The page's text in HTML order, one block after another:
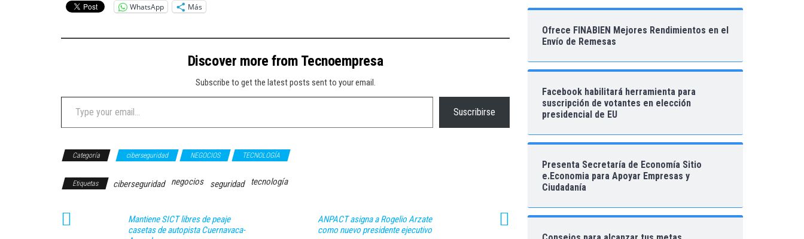
WhatsApp Más
Discover more from Tecnoempresa
Subscribe to get the latest posts sent to your email.
Type your email…
Suscribirse
Categoría ciberseguridad NEGOCIOS TECNOLOGÍA
Etiquetas ciberseguridad negocios seguridad tecnología
Mantiene SICT libres de peaje
casetas de autopista Cuernavaca-
ANPACT asigna a Rogelio Arzate
como nuevo presidente ejecutivo
Ofrece FINABIEN Mejores Rendimientos en el
Envío de Remesas
Facebook habilitará herramienta para
suscripción de votantes en elección
presidencial de EU
Presenta Secretaría de Economía Sitio
e.Economia para Apoyar Empresas y
Ciudadanía